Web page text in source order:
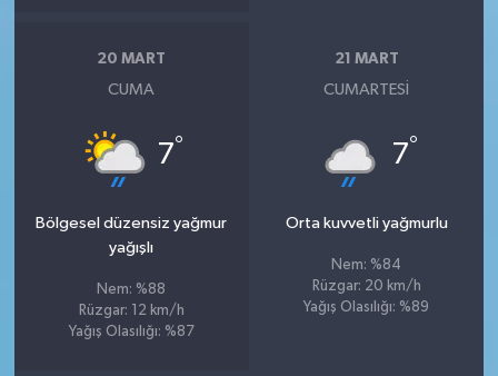
20 MART
CUMA
7°
Bölgesel düzensiz yağmur
yağışlı
Nem: %88
Rüzgar: 12 km/h
Yağış Olasılığı: %87
21 MART
CUMARTESI
7°
Orta kuvvetli yağmurlu
Nem: %84
Rüzgar: 20 km/h
Yağış Olasılığı: %89